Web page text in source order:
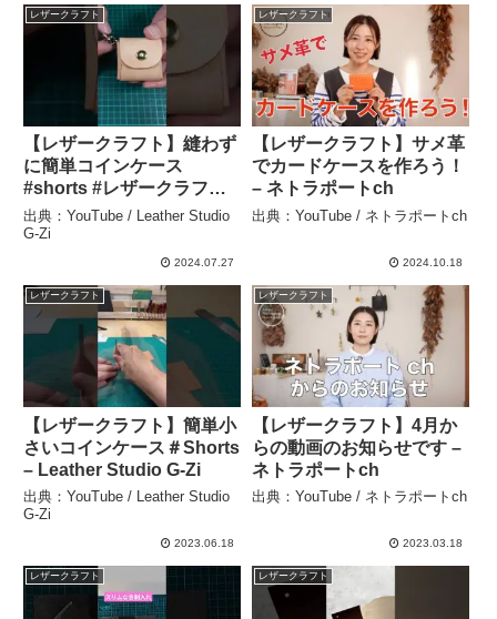
レザークラフト
【レザークラフト】縫わず
に簡単コインケース
#shorts #レザークラフト
#初級者向け #コインケー
ス – Leather Studio G-Zi
出典：YouTube / Leather Studio
G-Zi
2024.07.27
レザークラフト
【レザークラフト】サメ革
でカードケースを作ろう！
– ネトラポートch
出典：YouTube / ネトラポートch
2024.10.18
レザークラフト
【レザークラフト】簡単小
さいコインケース＃Shorts
– Leather Studio G-Zi
出典：YouTube / Leather Studio
G-Zi
2023.06.18
レザークラフト
【レザークラフト】4月か
らの動画のお知らせです –
ネトラポートch
出典：YouTube / ネトラポートch
2023.03.18
レザークラフト レザークラフト